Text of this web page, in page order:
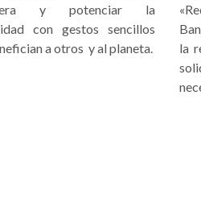
y potenciar la
con gestos sencillos
a otros y al planeta.
la